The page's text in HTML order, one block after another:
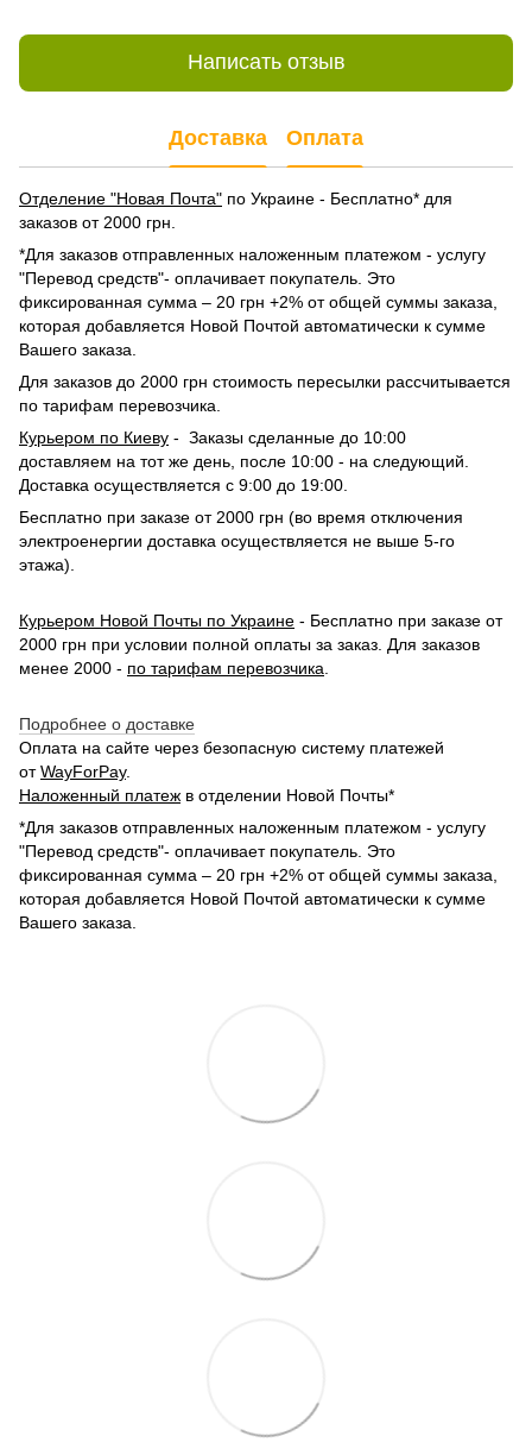
Написать отзыв
Доставка Оплата
Отделение "Новая Почта" по Украине - Бесплатно* для
заказов от 2000 грн.
*Для заказов отправленных наложенным платежом - услугу
"Перевод средств"- оплачивает покупатель. Это
фиксированная сумма – 20 грн +2% от общей суммы заказа,
которая добавляется Новой Почтой автоматически к сумме
Вашего заказа.
Для заказов до 2000 грн стоимость пересылки рассчитывается
по тарифам перевозчика.
Курьером по Киеву - Заказы сделанные до 10:00
доставляем на тот же день, после 10:00 - на следующий.
Доставка осуществляется с 9:00 до 19:00.
Бесплатно при заказе от 2000 грн (во время отключения
электроенергии доставка осуществляется не выше 5-го
этажа).
Курьером Новой Почты по Украине - Бесплатно при заказе от
2000 грн при условии полной оплаты за заказ. Для заказов
менее 2000 - по тарифам перевозчика
Подробнее о доставке
Оплата на сайте через безопасную систему платежей
отWayForPay.
Наложенный платеж в отделении Новой Почты*
*Для заказов отправленных наложенным платежом - услугу
"Перевод средств"- оплачивает покупатель. Это
фиксированная сумма – 20 грн +2% от общей суммы заказа,
которая добавляется Новой Почтой автоматически к сумме
Вашего заказа.